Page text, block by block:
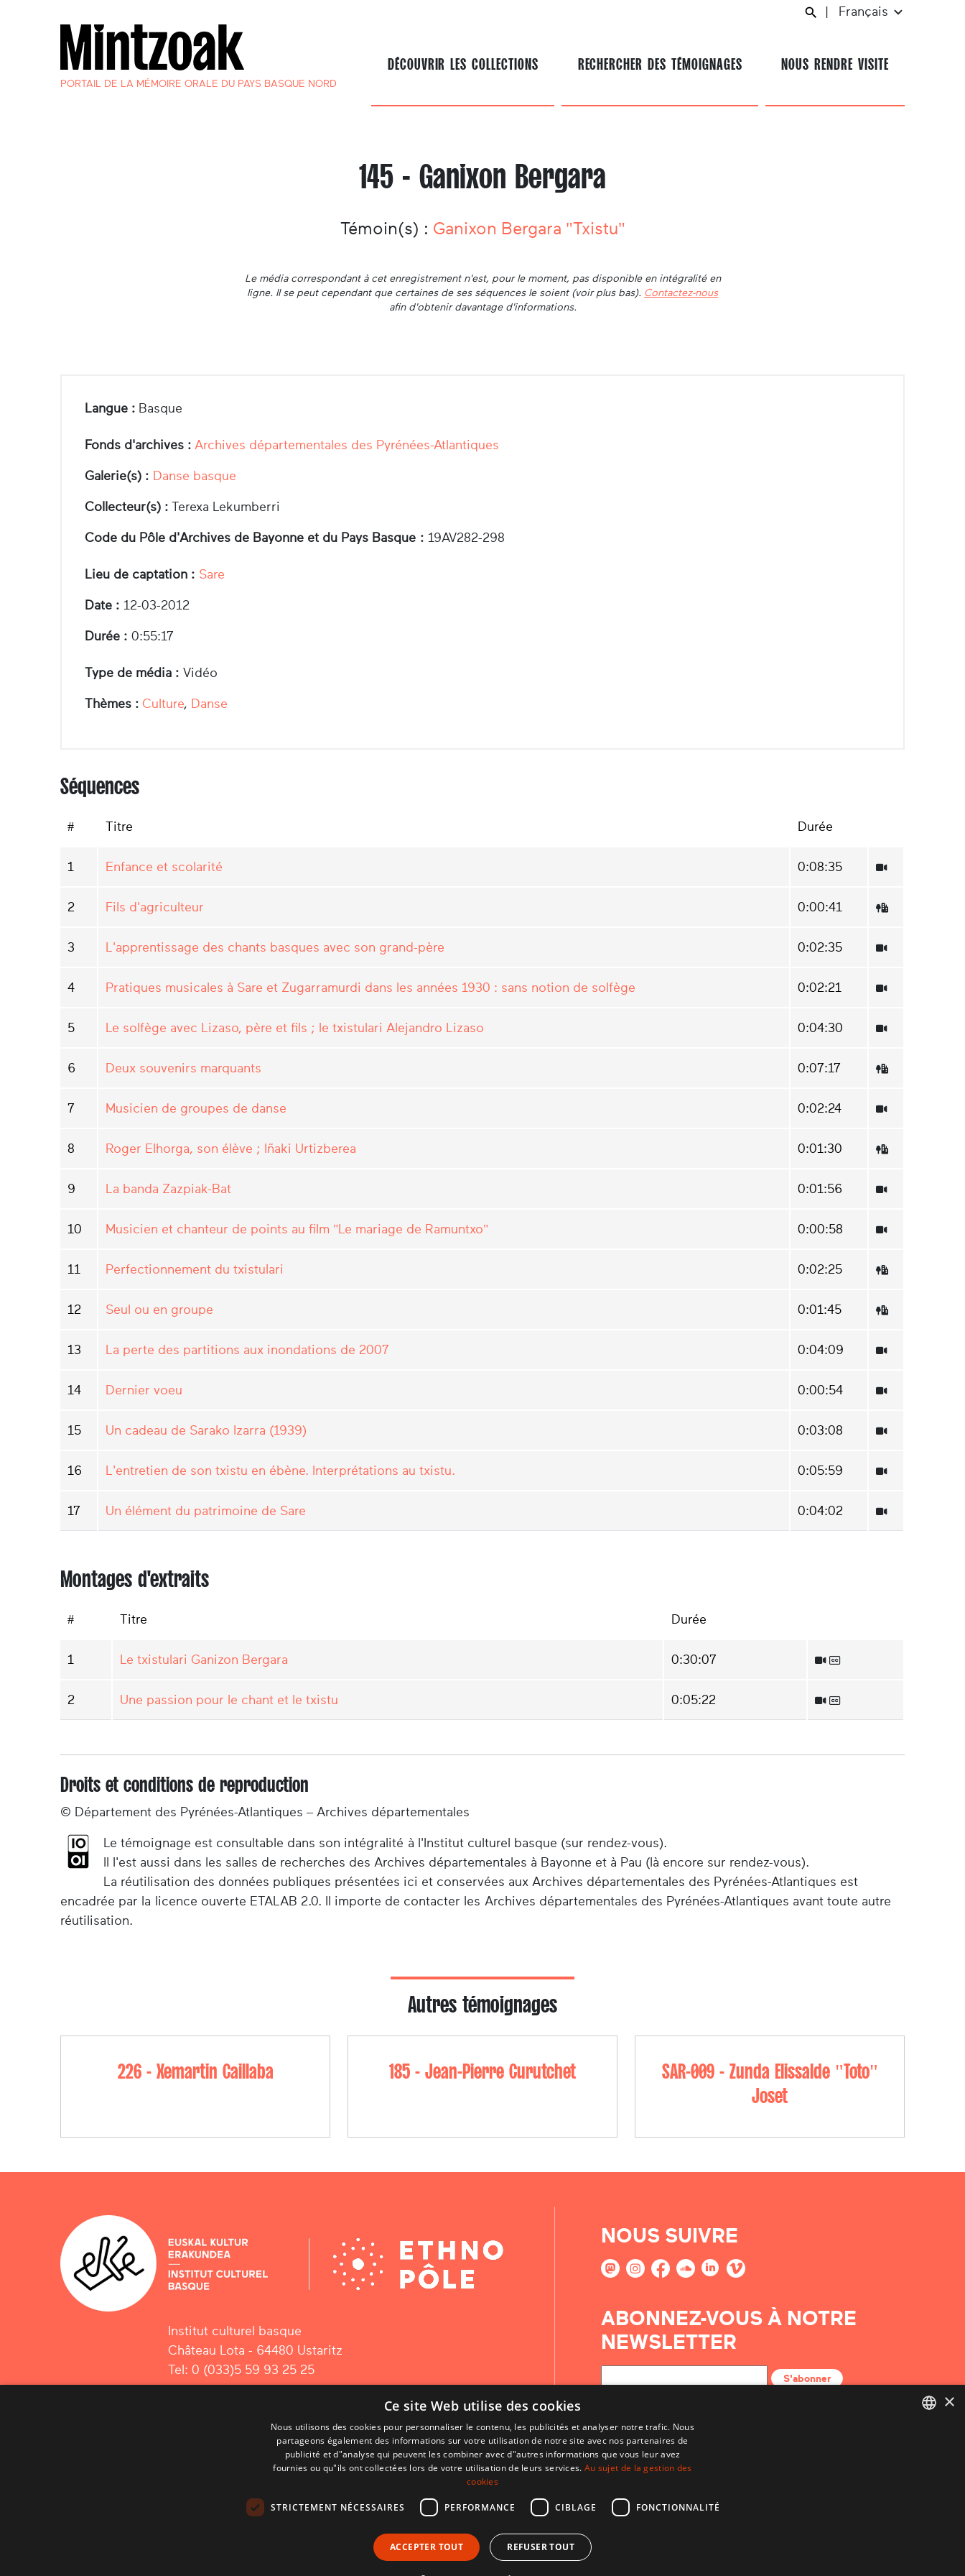
PORTAIL DE LA MÉMOIRE ORALE DU PAYS BASQUE NORD
Français
DÉCOUVRIR LES COLLECTIONS RECHERCHER DES TÉMOIGNAGES NOUS RENDRE VISITE
145 - Ganixon Bergara
Témoin(s) : Ganixon Bergara "Txistu"
Le média correspondant à cet enregistrement n'est, pour le moment, pas disponible en intégralité en
ligne. Il se peut cependant que certaines de ses séquences le soient (voir plus bas). Contactez-nous
afin d'obtenir davantage d'informations.
Langue : Basque
Fonds d'archives : Archives départementales des Pyrénées-Atlantiques
Galerie(s) : Danse basque
Collecteur(s) : Terexa Lekumberri
Code du Pôle d'Archives de Bayonne et du Pays Basque : 19AV282-­298
Lieu de captation : Sare
Date : 12-03-2012
Durée : 0:55:17
Type de média : Vidéo
Thèmes : Culture, Danse
Séquences
# Titre Durée
1 Enfance et scolarité 0:08:35
2 Fils d'agriculteur 0:00:41
3 L'apprentissage des chants basques avec son grand-père 0:02:35
4 Pratiques musicales à Sare et Zugarramurdi dans les années 1930 : sans notion de solfège 0:02:21
5 Le solfège avec Lizaso, père et fils ; le txistulari Alejandro Lizaso 0:04:30
6 Deux souvenirs marquants 0:07:17
7 Musicien de groupes de danse 0:02:24
8 Roger Elhorga, son élève ; Iñaki Urtizberea 0:01:30
9 La banda Zazpiak-Bat 0:01:56
10 Musicien et chanteur de points au film "Le mariage de Ramuntxo" 0:00:58
11 Perfectionnement du txistulari 0:02:25
12 Seul ou en groupe 0:01:45
13 La perte des partitions aux inondations de 2007 0:04:09
14 Dernier voeu 0:00:54
15 Un cadeau de Sarako Izarra (1939) 0:03:08
16 L'entretien de son txistu en ébène. Interprétations au txistu. 0:05:59
17 Un élément du patrimoine de Sare 0:04:02
Montages d'extraits
# Titre Durée
1 Le txistulari Ganizon Bergara 0:30:07
2 Une passion pour le chant et le txistu 0:05:22
Droits et conditions de reproduction
© Département des Pyrénées-Atlantiques – Archives départementales
Le témoignage est consultable dans son intégralité à l'Institut culturel basque (sur rendez-vous).
Il l'est aussi dans les salles de recherches des Archives départementales à Bayonne et à Pau (là encore sur rendez-vous).
La réutilisation des données publiques présentées ici et conservées aux Archives départementales des Pyrénées-Atlantiques est
encadrée par la licence ouverte ETALAB 2.0. Il importe de contacter les Archives départementales des Pyrénées-Atlantiques avant toute autre
réutilisation.
Autres témoignages
226 - Xemartin Caillaba 185 - Jean-Pierre Curutchet
SAR-009 - Zunda Elissalde "Toto"
Joset
Institut culturel basque
Château Lota - 64480 Ustaritz
Tel: 0 (033)5 59 93 25 25
NOUS SUIVRE
ABONNEZ-VOUS À NOTRE
NEWSLETTER
S'abonner
CONTACT
CONDITIONS D'UTILISATION
MENTIONS LÉGALES
×
Ce site Web utilise des cookies
Nous utilisons des cookies pour personnaliser le contenu, les publicités et analyser notre trafic. Nous
partageons également des informations sur votre utilisation de notre site avec nos partenaires de
publicité et d"analyse qui peuvent les combiner avec d"autres informations que vous leur avez
fournies ou qu"ils ont collectées lors de votre utilisation de leurs services. Au sujet de la gestion des
cookies
STRICTEMENT NÉCESSAIRES PERFORMANCE CIBLAGE FONCTIONNALITÉ
ACCEPTER TOUT REFUSER TOUT